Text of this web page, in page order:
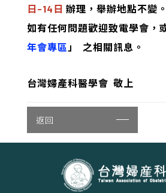
日-14日 辦理，舉辦地點不變。
如有任何問題歡迎致電學會，
年會專區 」 之相關訊息。
台灣婦產科醫學會 敬上
返回